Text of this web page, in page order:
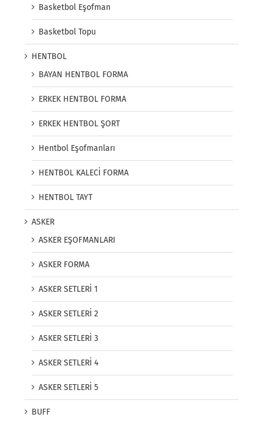
Basketbol Eşofman
Basketbol Topu
HENTBOL
BAYAN HENTBOL FORMA
ERKEK HENTBOL FORMA
ERKEK HENTBOL ŞORT
Hentbol Eşofmanları
HENTBOL KALECİ FORMA
HENTBOL TAYT
ASKER
ASKER EŞOFMANLARI
ASKER FORMA
ASKER SETLERİ 1
ASKER SETLERİ 2
ASKER SETLERİ 3
ASKER SETLERİ 4
ASKER SETLERİ 5
BUFF